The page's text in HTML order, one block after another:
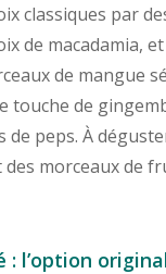
classiques par
de macadamia,
de mangue
touche de
de peps. À
des morceaux de
: l’option